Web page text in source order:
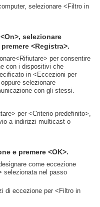
selezionare <Filtro in
selezionare
<Registra>.
per consentire
con i dispositivi che
in <Eccezioni per
selezionare
con gli stessi.
per <Criterio predefinito>,
a indirizzi multicast o
e premere <OK>.
come eccezione
selezionata nel passo
di eccezione per <Filtro in